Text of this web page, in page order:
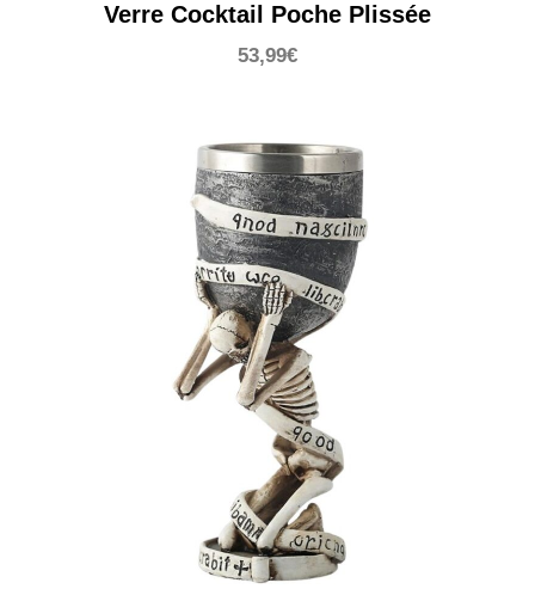
Verre Cocktail Poche Plissée
53,99€